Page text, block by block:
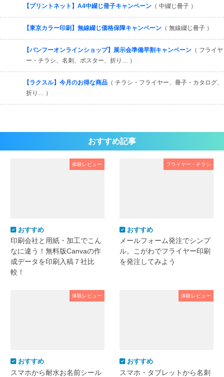
【プリントネット】A4中綴じ冊子キャンペーン （ 中綴じ冊子 ）
【東京カラー印刷】無線綴じ価格保障キャンペーン （ 無線綴じ冊子 ）
【バンフーオンラインショップ】展示会準備早割キャンペーン （ フライヤ
ー・チラシ、名刺、ポスター、折り… ）
【ラクスル】今月のお得な商品 （ チラシ・フライヤー、冊子・カタログ、
折り… ）
おすすめ記事
体験レビュー
おすすめ
印刷会社と用紙・加工でこん
なに違う！無料版Canvaの作
成データを印刷入稿７社比
較！
フライヤー・チラシ
おすすめ
メールフォーム発注でシンプ
ル。こがわでフライヤー印刷
を発注してみよう
体験レビュー
おすすめ
スマホから耐水お名前シール
体験レビュー
おすすめ
スマホ・タブレットから名刺